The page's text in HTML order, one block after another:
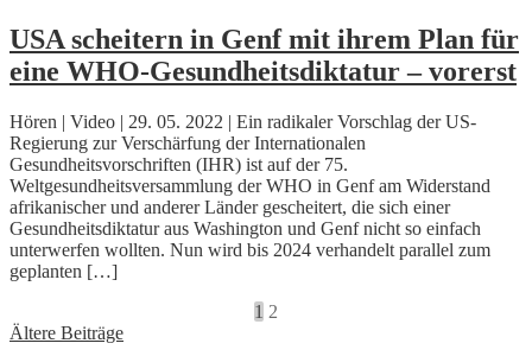
USA scheitern in Genf mit ihrem Plan für
eine WHO-Gesundheitsdiktatur – vorerst
Hören | Video | 29. 05. 2022 | Ein radikaler Vorschlag der US-
Regierung zur Verschärfung der Internationalen
Gesundheitsvorschriften (IHR) ist auf der 75.
Weltgesundheitsversammlung der WHO in Genf am Widerstand
afrikanischer und anderer Länder gescheitert, die sich einer
Gesundheitsdiktatur aus Washington und Genf nicht so einfach
unterwerfen wollten. Nun wird bis 2024 verhandelt parallel zum
geplanten […]
1 2
Beitragsnavigation
Ältere Beiträge